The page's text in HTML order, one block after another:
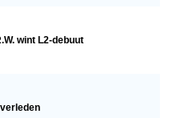
wint L2-debuut